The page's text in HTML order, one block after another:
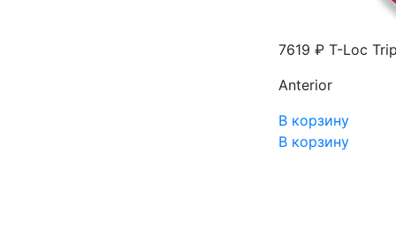
7619 ₽ T-Loc
Anterior
В корзину
В корзину